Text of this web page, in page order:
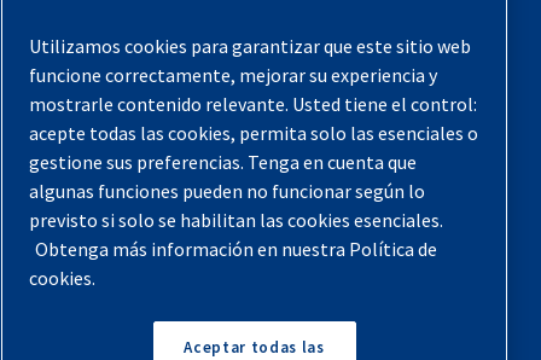
Registra tu compresor
Aviso legal
Garantías
Política de privacidad
Términos y Condiciones
Mapa del sitio
© 2026 Quincy Compressor. Todos los derechos
Utilizamos cookies para garantizar que este sitio web
funcione correctamente, mejorar su experiencia y
mostrarle contenido relevante. Usted tiene el control:
acepte todas las cookies, permita solo las esenciales o
gestione sus preferencias. Tenga en cuenta que
algunas funciones pueden no funcionar según lo
previsto si solo se habilitan las cookies esenciales.
Obtenga más información en nuestra Política de
cookies.
Aceptar todas las